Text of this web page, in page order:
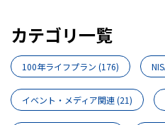
カテゴリ一覧
100年ライフプラン (176)
イベント・メディア関連(21)